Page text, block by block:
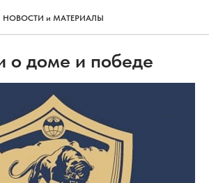
НОВОСТИ и МАТЕРИАЛЫ
о доме и победе